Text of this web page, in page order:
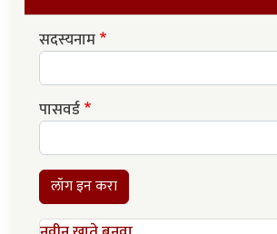
सदस्यनाम
पासवर्ड
लॉग इन करा